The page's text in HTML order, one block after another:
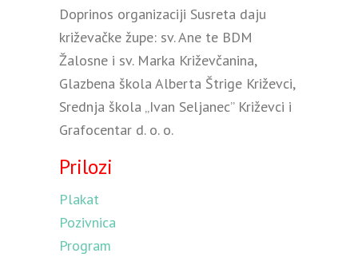
Doprinos organizaciji Susreta daju
križevačke župe: sv. Ane te BDM
Žalosne i sv. Marka Križevčanina,
Glazbena škola Alberta Štrige Križevci,
Srednja škola „Ivan Seljanec” Križevci i
Grafocentar d. o. o.
Prilozi
Plakat
Pozivnica
Program